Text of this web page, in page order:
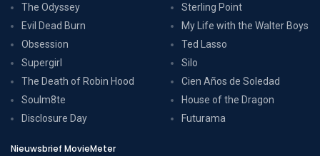
The Odyssey
Evil Dead Burn
Obsession
Supergirl
The Death of Robin Hood
Soulm8te
Disclosure Day
Sterling Point
My Life with the Walter Boys
Ted Lasso
Silo
Cien Años de Soledad
House of the Dragon
Futurama
Nieuwsbrief MovieMeter